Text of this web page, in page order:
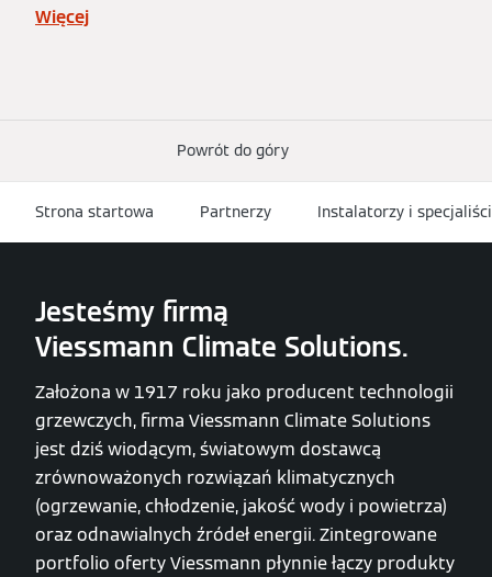
Więcej
Powrót do góry
Strona startowa Partnerzy Instalatorzy i specjaliści
Jesteśmy firmą
Viessmann Climate Solutions.
Założona w 1917 roku jako producent technologii
grzewczych, firma Viessmann Climate Solutions
jest dziś wiodącym, światowym dostawcą
zrównoważonych rozwiązań klimatycznych
(ogrzewanie, chłodzenie, jakość wody i powietrza)
oraz odnawialnych źródeł energii. Zintegrowane
portfolio oferty Viessmann płynnie łączy produkty